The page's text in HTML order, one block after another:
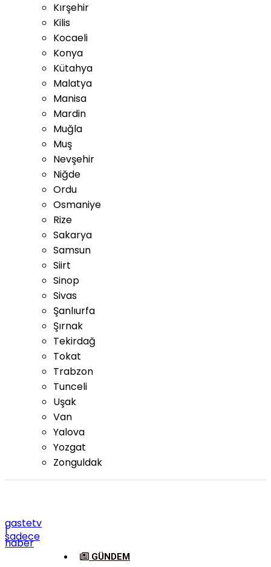
Kırşehir
Kilis
Kocaeli
Konya
Kütahya
Malatya
Manisa
Mardin
Muğla
Muş
Nevşehir
Niğde
Ordu
Osmaniye
Rize
Sakarya
Samsun
Siirt
Sinop
Sivas
Şanlıurfa
Şırnak
Tekirdağ
Tokat
Trabzon
Tunceli
Uşak
Van
Yalova
Yozgat
Zonguldak
gastetv
|
sadece
haber
GÜNDEM